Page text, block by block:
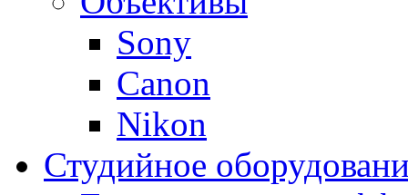
Sony
Canon
Nikon
Студийное